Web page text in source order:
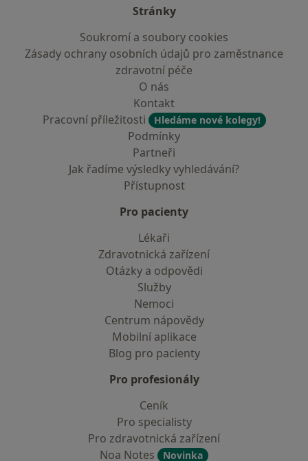
Stránky
Soukromí a soubory cookies
Zásady ochrany osobních údajů pro zaměstnance
zdravotní péče
O nás
Kontakt
Pracovní příležitosti
Hledáme nové kolegy!
Podmínky
Partneři
Jak řadíme výsledky vyhledávání?
Přístupnost
Pro pacienty
Lékaři
Zdravotnická zařízení
Otázky a odpovědi
Služby
Nemoci
Centrum nápovědy
Mobilní aplikace
Blog pro pacienty
Pro profesionály
Ceník
Pro specialisty
Pro zdravotnická zařízení
Noa Notes
Novinka